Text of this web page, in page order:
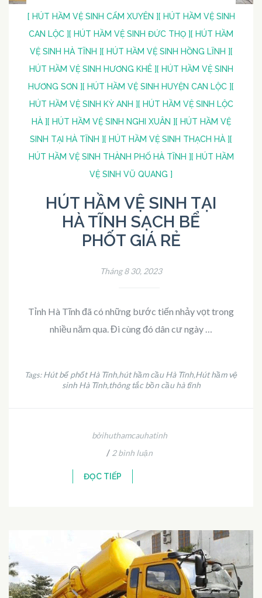
[ HÚT HẦM VỆ SINH CẨM XUYÊN ] [ HÚT HẦM VỆ SINH
CAN LỘC ] [ HÚT HẦM VỆ SINH ĐỨC THỌ ] [ HÚT HẦM
VỆ SINH HÀ TĨNH ] [ HÚT HẦM VỆ SINH HỒNG LĨNH ] [
HÚT HẦM VỆ SINH HƯƠNG KHÊ ] [ HÚT HẦM VỆ SINH
HƯƠNG SƠN ] [ HÚT HẦM VỆ SINH HUYỆN CAN LỘC ] [
HÚT HẦM VỆ SINH KỲ ANH ] [ HÚT HẦM VỆ SINH LỘC
HÀ ] [ HÚT HẦM VỆ SINH NGHI XUÂN ] [ HÚT HẦM VỆ
SINH TẠI HÀ TĨNH ] [ HÚT HẦM VỆ SINH THẠCH HÀ ] [
HÚT HẦM VỆ SINH THÀNH PHỐ HÀ TĨNH ] [ HÚT HẦM
VỆ SINH VŨ QUANG ]
HÚT HẦM VỆ SINH TẠI
HÀ TĨNH SẠCH BỂ
PHỐT GIÁ RẺ
Tháng 8 30, 2023
Tỉnh Hà Tĩnh đã có những bước tiến nhảy vọt trong
nhiều năm qua. Đi cùng đó dân cư ngày …
Tags:Hút bể phốt Hà Tĩnh,hút hầm cầu Hà Tĩnh,Hút hầm vệ
sinh Hà Tĩnh,thông tắc bồn cầu hà tĩnh
bởihuthamcauhatinh
/ 2 bình luận
ĐỌC TIẾP